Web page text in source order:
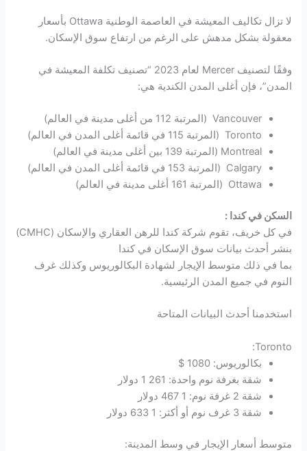
لا تزال تكاليف المعيشة في العاصمة الوطنية Ottawa بأسعار
معقولة بشكل مدهش على الرغم من ارتفاع سوق الإسكان.
وفقًا لتصنيف Mercer لعام 2023 “تصنيف تكلفة المعيشة في
المدن”، فإن أغلى المدن الكندية هي:
Vancouver (المرتبة 112 من أغلى مدينة في العالم)
Toronto (المرتبة 115 في قائمة أغلى المدن في العالم)
Montreal (المرتبة 139 بين أغلى مدينة في العالم)
Calgary (المرتبة 153 في قائمة أغلى المدن في العالم)
Ottawa (المرتبة 161 أغلى مدينة في العالم)
السكن في كندا :
في كل خريف، تقوم شركة كندا للرهن العقاري والإسكان (CMHC)
بنشر أحدث بيانات سوق الإسكان في كندا
بما في ذلك متوسط ​​الإيجار لشهادة البكالوريوس وكذلك غرف
النوم في جميع المدن الرئيسية.
استخدمنا أحدث البيانات المتاحة
Toronto:
بكالوريوس: 1080 $
شقة بغرفة نوم واحدة: 261 1 دولار
شقة 2 غرفة نوم: 1 467 دولار
شقة 3 غرف نوم أو أكثر: 1 633 دولار
متوسط ​​أسعار الإيجار في وسط المدينة: